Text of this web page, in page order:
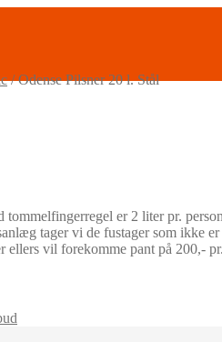
/Odense Pilsner 20 l. Stål
tommelfingerregel er 2 liter pr.
tager vi de fustager som ikke er
ellers vil forekomme pant på 200,-